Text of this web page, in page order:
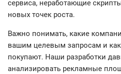
сервиса, неработающие
новых точек роста.
Важно понимать, какие
вашим целевым запросам и
покупают. Наши разработки
анализировать рекламные